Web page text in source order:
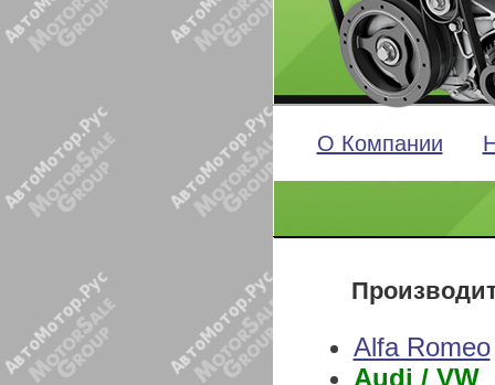
О Компании
Alfa Romeo
Audi / VW